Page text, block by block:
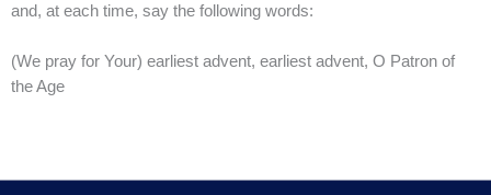
and, at each time, say the following words:
(We pray for Your) earliest advent, earliest advent, O Patron of
the Age